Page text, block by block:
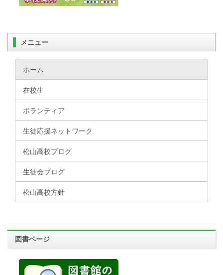
メニュー
ホーム
在校生
ボランティア
生徒応援ネットワーク
松山高校ブログ
生徒会ブログ
松山高校方針
図書ページ